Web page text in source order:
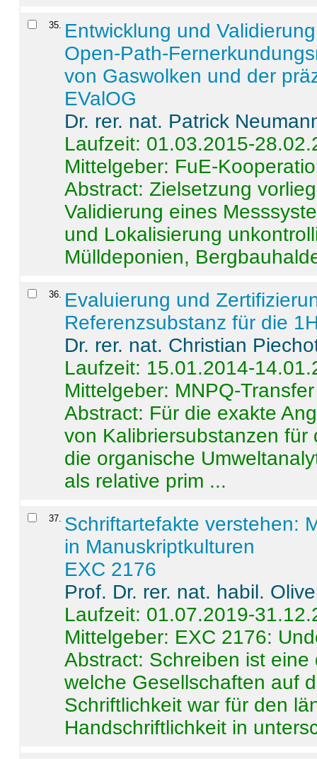
35. Entwicklung und
Open-Path-
von Gaswolken und der
EValOG
Dr. rer. nat. Patrick
Laufzeit: 01.03.2015-
Mittelgeber: FuE-
Abstract:Zielsetzung
Validierung eines
und Lokalisierung
Mülldeponien,
36. Evaluierung und
Referenzsubstanz für die
Dr. rer. nat. Christian
Laufzeit: 15.01.2014-
Mittelgeber: MNPQ-Transfer
Abstract: Für die exakte
von Kalibriersubstanzen
die organische
als relative prim ...
37. Schriftartefakte verstehen:
in Manuskriptkulturen
EXC 2176
Prof. Dr. rer. nat. habil.
Laufzeit: 01.07.2019-
Mittelgeber: EXC 2176:
Abstract: Schreiben ist
welche Gesellschaften auf
Schriftlichkeit war für den
Handschriftlichkeit in